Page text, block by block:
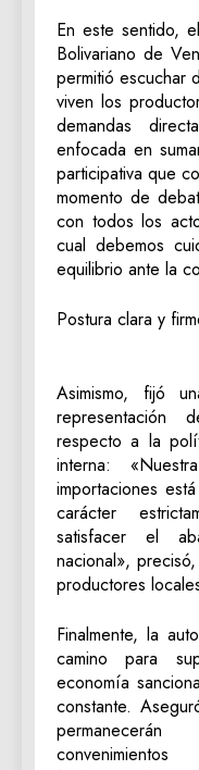
En este sentido,
Bolivariano de
permitió escuchar
viven los
demandas
enfocada en
participativa que
momento de
con todos los
cual debemos
equilibrio ante la
Postura clara y
Asimismo, fijó
representación
respecto a la
interna:
importaciones
carácter
satisfacer el
nacional»,
productores
Finalmente, la
camino para
economía
constante.